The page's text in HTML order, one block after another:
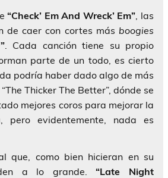
“Check’ Em And Wreck’ Em” , las
de caer con cortes más boogies
. Cada canción tiene su propio
parte de un todo, es cierto
podría haber dado algo de más
Thicker The Better”, dónde se
mejores coros para mejorar la
pero evidentemente, nada es
que, como bien hicieran en su
a lo grande.“Late Night